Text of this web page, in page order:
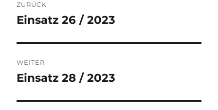
ZURÜCK
Vorheriger
Einsatz 26 / 2023
WEITER
Nächster
Einsatz 28 / 2023